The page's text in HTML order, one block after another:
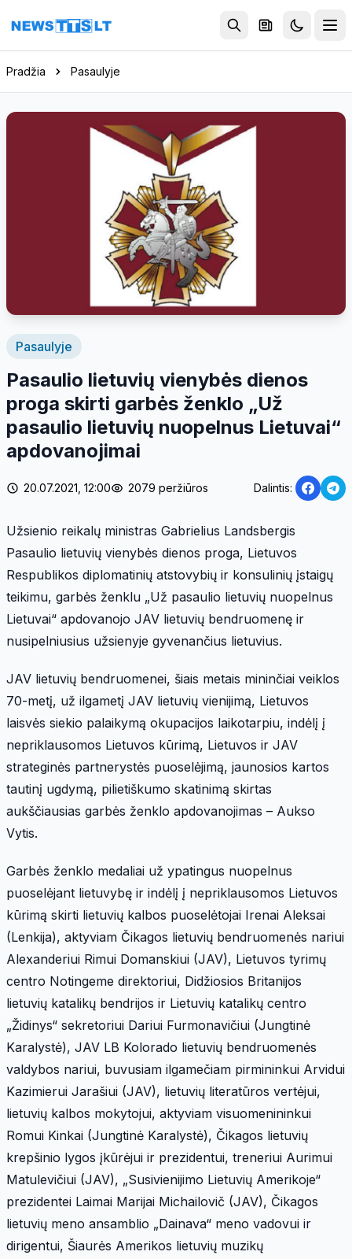
Eiti į turinį
Pradžia Pasaulyje
Pasaulyje
Pasaulio lietuvių vienybės dienos
proga skirti garbės ženklo „Už
pasaulio lietuvių nuopelnus Lietuvai“
apdovanojimai
20.07.2021, 12:00 2079 peržiūros Dalintis:
Užsienio reikalų ministras Gabrielius Landsbergis
Pasaulio lietuvių vienybės dienos proga, Lietuvos
Respublikos diplomatinių atstovybių ir konsulinių įstaigų
teikimu, garbės ženklu „Už pasaulio lietuvių nuopelnus
Lietuvai“ apdovanojo JAV lietuvių bendruomenę ir
nusipelniusius užsienyje gyvenančius lietuvius.
JAV lietuvių bendruomenei, šiais metais mininčiai veiklos
70-metį, už ilgametį JAV lietuvių vienijimą, Lietuvos
laisvės siekio palaikymą okupacijos laikotarpiu, indėlį į
nepriklausomos Lietuvos kūrimą, Lietuvos ir JAV
strateginės partnerystės puoselėjimą, jaunosios kartos
tautinį ugdymą, pilietiškumo skatinimą skirtas
aukščiausias garbės ženklo apdovanojimas – Aukso
Vytis.
Garbės ženklo medaliai už ypatingus nuopelnus
puoselėjant lietuvybę ir indėlį į nepriklausomos Lietuvos
kūrimą skirti lietuvių kalbos puoselėtojai Irenai Aleksai
(Lenkija), aktyviam Čikagos lietuvių bendruomenės nariui
Alexanderiui Rimui Domanskiui (JAV), Lietuvos tyrimų
centro Notingeme direktoriui, Didžiosios Britanijos
lietuvių katalikų bendrijos ir Lietuvių katalikų centro
„Židinys“ sekretoriui Dariui Furmonavičiui (Jungtinė
Karalystė), JAV LB Kolorado lietuvių bendruomenės
valdybos nariui, buvusiam ilgamečiam pirmininkui Arvidui
Kazimierui Jarašiui (JAV), lietuvių literatūros vertėjui,
lietuvių kalbos mokytojui, aktyviam visuomenininkui
Romui Kinkai (Jungtinė Karalystė), Čikagos lietuvių
krepšinio lygos įkūrėjui ir prezidentui, treneriui Aurimui
Matulevičiui (JAV), „Susivienijimo Lietuvių Amerikoje“
prezidentei Laimai Marijai Michailovič (JAV), Čikagos
lietuvių meno ansamblio „Dainava“ meno vadovui ir
dirigentui, Šiaurės Amerikos lietuvių muzikų